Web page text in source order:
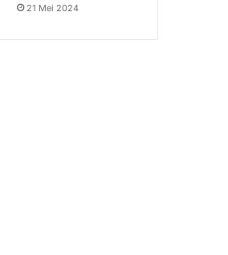
21 Mei 2024